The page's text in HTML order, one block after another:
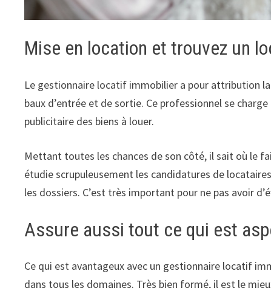
Mise en location et trouvez un
Le gestionnaire locatif immobilier a pour attribution
baux d’entrée et de sortie. Ce professionnel se
publicitaire des biens à louer.
Mettant toutes les chances de son côté, il sait où le
étudie scrupuleusement les candidatures de
les dossiers. C’est très important pour ne pas avoir
Assure aussi tout ce qui est
Ce qui est avantageux avec un gestionnaire locatif
dans tous les domaines. Très bien formé, il est le